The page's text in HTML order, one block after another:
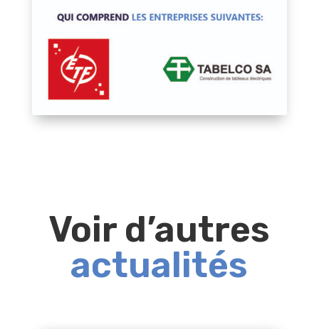
Voir d’autres
actualités